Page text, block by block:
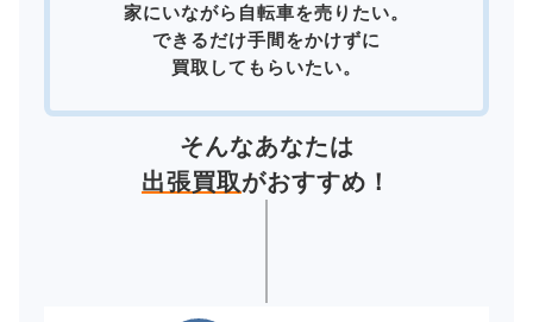
家にいながら自転車を売りたい。
できるだけ手間をかけずに
買取してもらいたい。
そんなあなたは
出張買取がおすすめ！